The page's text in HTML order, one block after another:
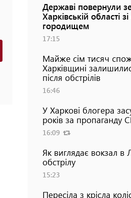
Державі повернули
Харківській області
городищем
17:15
Майже сім тисяч
Харківщині
після обстрілів
16:46
У Харкові блогера
років за пропаганду
16:09
Як виглядає вокзал в
обстрілу
15:23
Пересіла з крісла